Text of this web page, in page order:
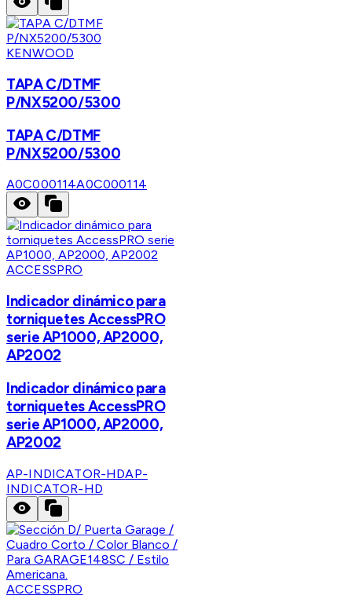
KENWOOD
TAPA C/DTMF
P/NX5200/5300
TAPA C/DTMF
P/NX5200/5300
A0C000114A0C000114
ACCESSPRO
Indicador dinámico para
torniquetes AccessPRO
serie AP1000, AP2000,
AP2002
Indicador dinámico para
torniquetes AccessPRO
serie AP1000, AP2000,
AP2002
AP-INDICATOR-HDAP-
INDICATOR-HD
ACCESSPRO